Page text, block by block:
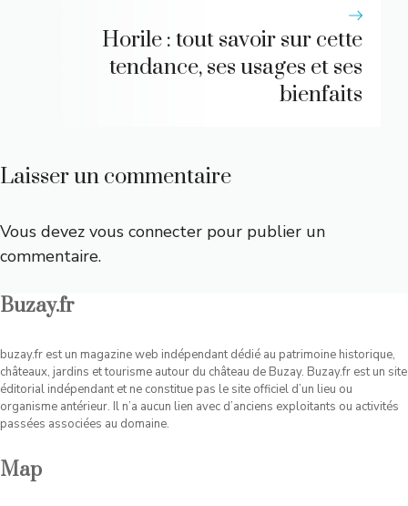
Horile : tout savoir sur cette
tendance, ses usages et ses
bienfaits
Laisser un commentaire
Vous devez vous connecter pour publier un
commentaire.
Buzay.fr
buzay.fr est un magazine web indépendant dédié au patrimoine historique,
châteaux, jardins et tourisme autour du château de Buzay. Buzay.fr est un site
éditorial indépendant et ne constitue pas le site officiel d’un lieu ou
organisme antérieur. Il n’a aucun lien avec d’anciens exploitants ou activités
passées associées au domaine.
Map